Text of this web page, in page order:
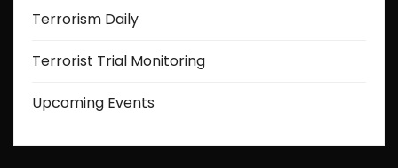
Terrorism Daily
Terrorist Trial Monitoring
Upcoming Events